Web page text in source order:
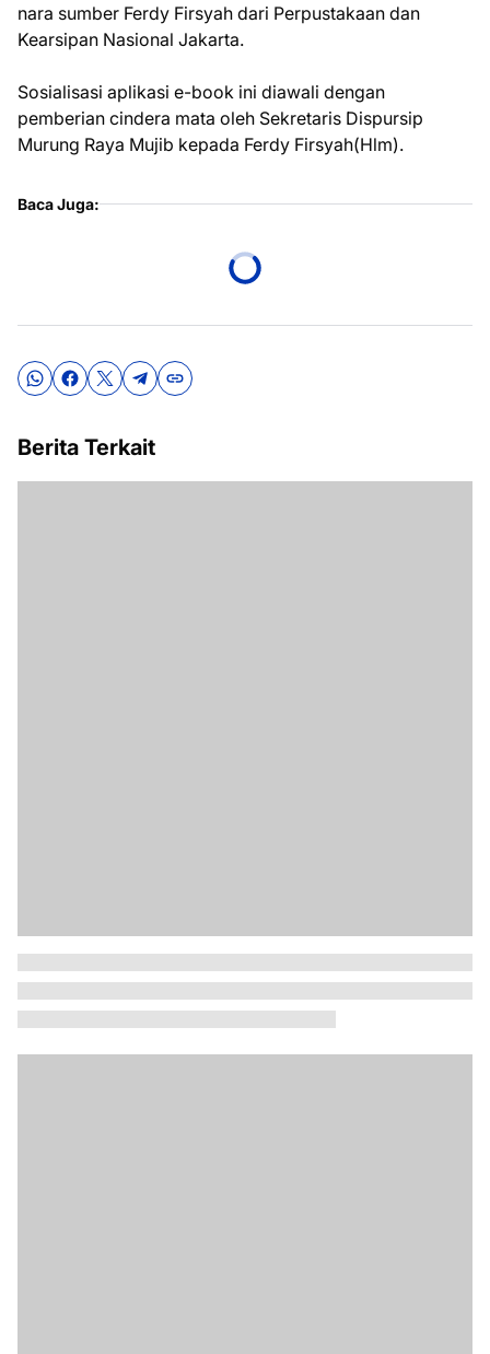
nara sumber Ferdy Firsyah dari Perpustakaan dan
Kearsipan Nasional Jakarta.
Sosialisasi aplikasi e-book ini diawali dengan
pemberian cindera mata oleh Sekretaris Dispursip
Murung Raya Mujib kepada Ferdy Firsyah(Hlm).
Baca Juga:
Berita Terkait